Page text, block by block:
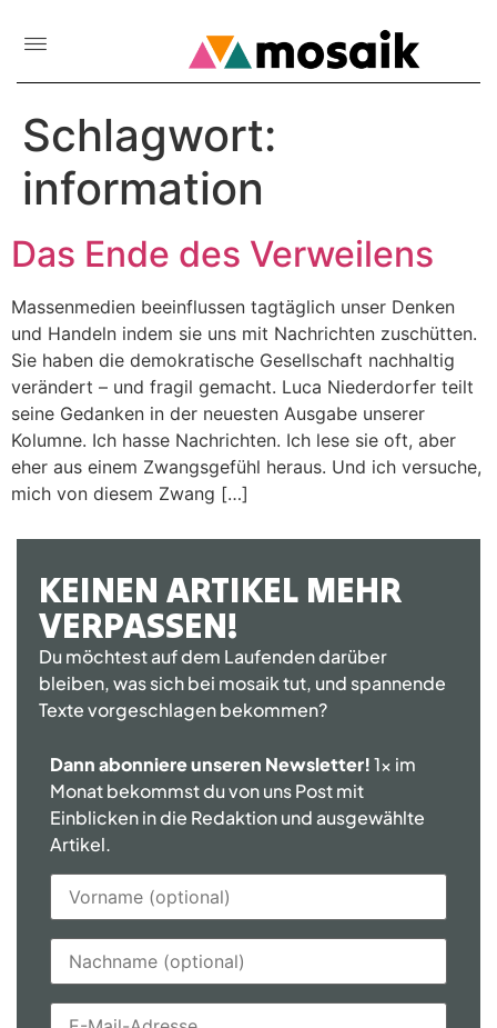
Schlagwort:
information
Das Ende des Verweilens
Massenmedien beeinflussen tagtäglich unser Denken
und Handeln indem sie uns mit Nachrichten zuschütten.
Sie haben die demokratische Gesellschaft nachhaltig
verändert – und fragil gemacht. Luca Niederdorfer teilt
seine Gedanken in der neuesten Ausgabe unserer
Kolumne. Ich hasse Nachrichten. Ich lese sie oft, aber
eher aus einem Zwangsgefühl heraus. Und ich versuche,
mich von diesem Zwang […]
KEINEN ARTIKEL MEHR
VERPASSEN!
Du möchtest auf dem Laufenden darüber
bleiben, was sich bei mosaik tut, und spannende
Texte vorgeschlagen bekommen?
Dann abonniere unseren Newsletter!1x im
Monat bekommst du von uns Post mit
Einblicken in die Redaktion und ausgewählte
Artikel.